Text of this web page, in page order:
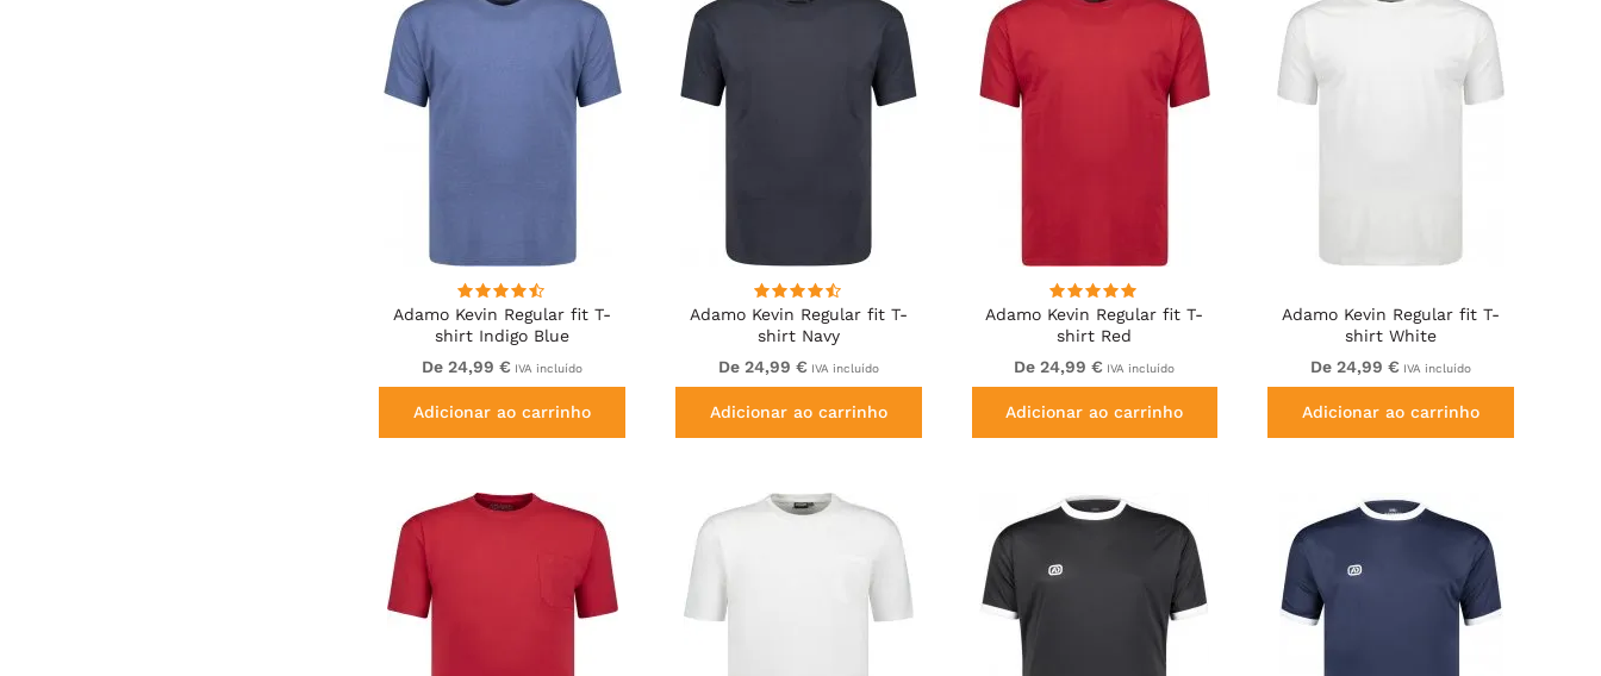
Adamo Kevin Regular fit T-
shirt Indigo Blue
De 24,99 € IVA incluído
Adicionar ao carrinho
Adamo Kevin Regular fit T-
shirt Navy
De 24,99 € IVA incluído
Adicionar ao carrinho
Adamo Kevin Regular fit T-
shirt Red
De 24,99 € IVA incluído
Adicionar ao carrinho
Adamo Kevin Regular fit T-
shirt White
De 24,99 € IVA incluído
Adicionar ao carrinho